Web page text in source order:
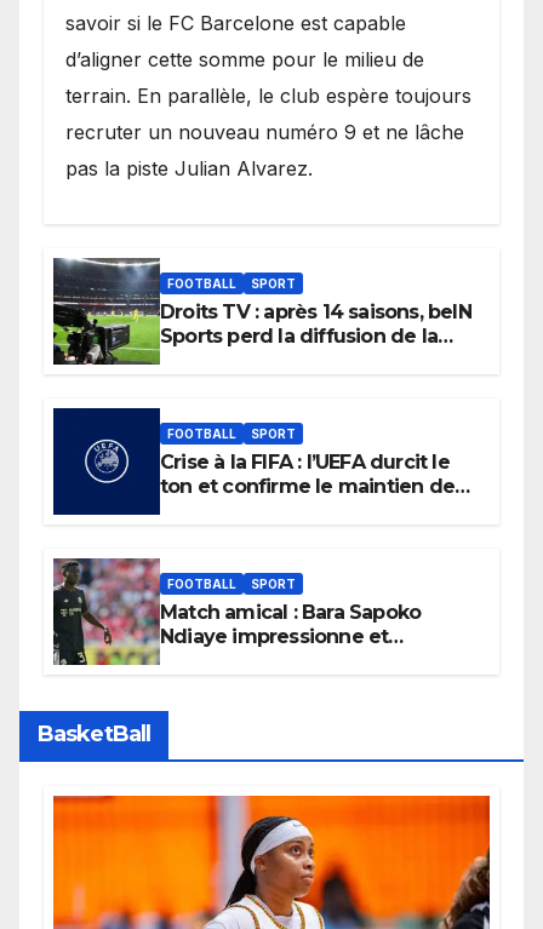
savoir si le FC Barcelone est capable
d’aligner cette somme pour le milieu de
terrain. En parallèle, le club espère toujours
recruter un nouveau numéro 9 et ne lâche
pas la piste Julian Alvarez.
FOOTBALL SPORT
Droits TV : après 14 saisons, beIN
Sports perd la diffusion de la
FOOTBALL SPORT
Crise à la FIFA : l’UEFA durcit le
ton et confirme le maintien de
FOOTBALL SPORT
Match amical : Bara Sapoko
Ndiaye impressionne et
BasketBall